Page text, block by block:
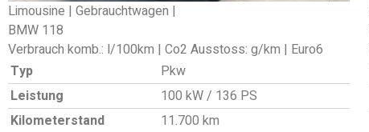
Limousine | Gebrauchtwagen |
BMW 118
Verbrauch komb.: l/100km | Co2 Ausstoss: g/km | Euro6
Typ
Pkw
Leistung
100 kW / 136 PS
Kilometerstand
11.700 km